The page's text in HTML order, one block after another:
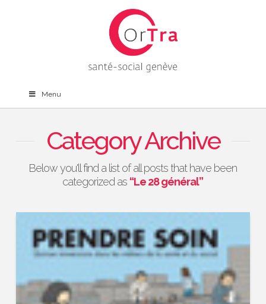
Menu
Category Archive
Below you'll find a list of all posts that have been
categorized as “Le 28 général”